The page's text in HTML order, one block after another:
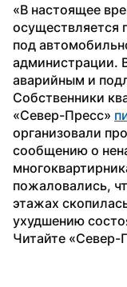
«В настоящее
осуществляется
под
администрации.
аварийным и
Собственники
«Север-Пресс»
организовали
сообщению о
пожаловались,
этажах
ухудшению
Читайте «Север-